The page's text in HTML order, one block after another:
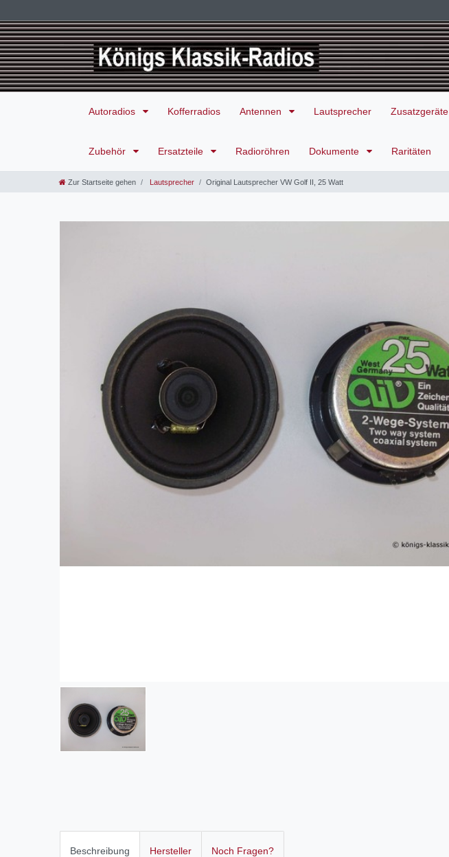
Autoradios Kofferradios Antennen Lautsprecher Zusatzgeräte
Zubehör Ersatzteile Radioröhren Dokumente Raritäten
Zur Startseite gehen Lautsprecher Original Lautsprecher VW Golf II, 25 Watt
Beschreibung Hersteller Noch Fragen?